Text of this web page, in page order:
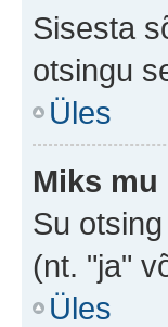
Sisesta
otsingu
Üles
Miks
Su
(nt. "ja"
Üles